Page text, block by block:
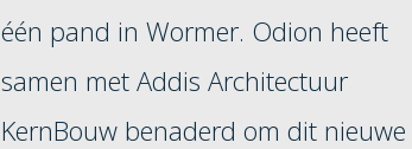
één pand in Wormer. Odion heeft
samen met Addis Architectuur
KernBouw benaderd om dit nieuwe